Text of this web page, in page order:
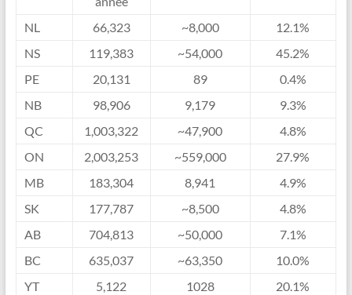
NL 66,323 ~8,000
12.1%
NS
119,383 ~54,000
45.2%
PE
20,131 89
0.4%
NB
98,906 9,179
9.3%
QC
1,003,322 ~47,900
4.8%
ON
2,003,253 ~559,000
27.9%
MB
183,304 8,941
4.9%
SK
177,787 ~8,500
4.8%
AB
704,813 ~50,000
7.1%
BC
635,037 ~63,350
10.0%
YT
5,122 1028
20.1%